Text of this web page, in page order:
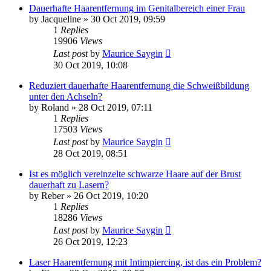
Dauerhafte Haarentfernung im Genitalbereich einer Frau
by Jacqueline » 30 Oct 2019, 09:59
1 Replies
19906 Views
Last postby Maurice Saygin
30 Oct 2019, 10:08
Reduziert dauerhafte Haarentfernung die Schweißbildung
unter den Achseln?
by Roland » 28 Oct 2019, 07:11
1 Replies
17503 Views
Last postby Maurice Saygin
28 Oct 2019, 08:51
Ist es möglich vereinzelte schwarze Haare auf der Brust
dauerhaft zu Lasern?
by Reber» 26 Oct 2019, 10:20
1 Replies
18286 Views
Last postby Maurice Saygin
26 Oct 2019, 12:23
Laser Haarentfernung mit Intimpiercing, ist das ein Problem?